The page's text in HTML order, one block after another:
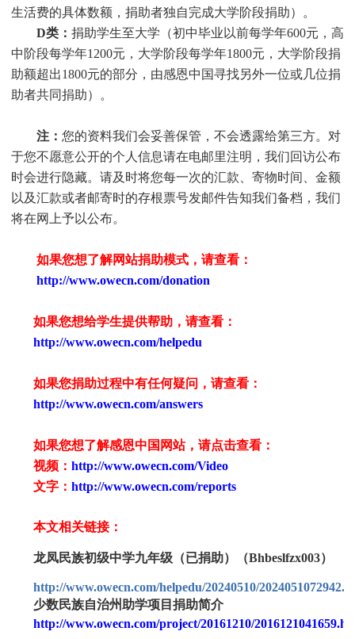
生活费的具体数额，捐助者独自完成大学阶段捐助）。
D类： 捐助学生至大学（初中毕业以前每学年600元，高
中阶段每学年1200元，大学阶段每学年1800元，大学阶段捐
助额超出1800元的部分，由感恩中国寻找另外一位或几位捐
助者共同捐助）。
注： 您的资料我们会妥善保管，不会透露给第三方。对
于您不愿意公开的个人信息请在电邮里注明，我们回访公布
时会进行隐藏。请及时将您每一次的汇款、寄物时间、金额
以及汇款或者邮寄时的存根票号发邮件告知我们备档，我们
将在网上予以公布。
如果您想了解网站捐助模式，请查看：
http://www.owecn.com/donation
如果您想给学生提供帮助，请查看：
http://www.owecn.com/helpedu
如果您捐助过程中有任何疑问，请查看：
http://www.owecn.com/answers
如果您想了解感恩中国网站，请点击查看：
视频： http://www.owecn.com/Video
文字： http://www.owecn.com/reports
本文相关链接：
龙凤民族初级中学九年级（已捐助）（Bhbeslfzx003）
http://www.owecn.com/helpedu/20240510/
少数民族自治州助学项目捐助简介
http://www.owecn.com/project/20161210/